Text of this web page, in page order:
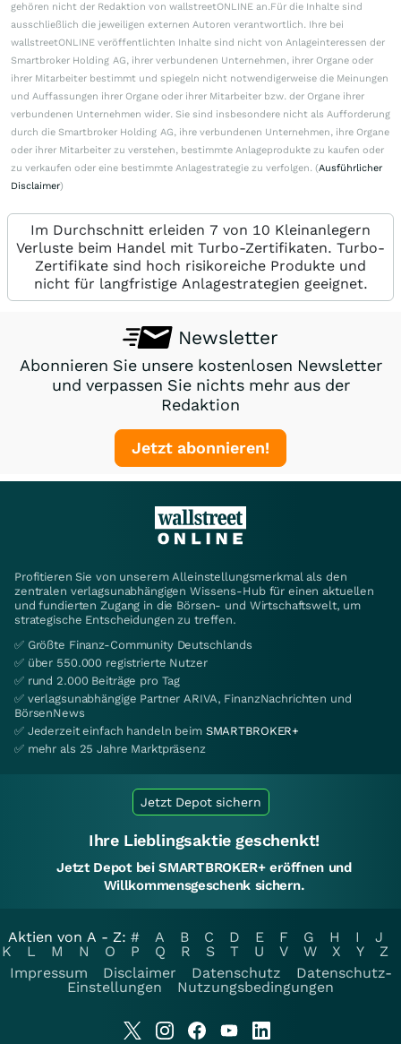
gehören nicht der Redaktion von wallstreetONLINE an.Für die Inhalte sind
ausschließlich die jeweiligen externen Autoren verantwortlich. Ihre bei
wallstreetONLINE veröffentlichten Inhalte sind nicht von Anlageinteressen der
Smartbroker Holding AG, ihrer verbundenen Unternehmen, ihrer Organe oder
ihrer Mitarbeiter bestimmt und spiegeln nicht notwendigerweise die Meinungen
und Auffassungen ihrer Organe oder ihrer Mitarbeiter bzw. der Organe ihrer
verbundenen Unternehmen wider. Sie sind insbesondere nicht als Aufforderung
durch die Smartbroker Holding AG, ihre verbundenen Unternehmen, ihre Organe
oder ihrer Mitarbeiter zu verstehen, bestimmte Anlageprodukte zu kaufen oder
zu verkaufen oder eine bestimmte Anlagestrategie zu verfolgen. (Ausführlicher
Disclaimer)
Im Durchschnitt erleiden 7 von 10 Kleinanlegern
Verluste beim Handel mit Turbo-Zertifikaten. Turbo-
Zertifikate sind hoch risikoreiche Produkte und
nicht für langfristige Anlagestrategien geeignet.
Newsletter
Abonnieren Sie unsere kostenlosen Newsletter
und verpassen Sie nichts mehr aus der
Redaktion
Jetzt abonnieren!
Profitieren Sie von unserem Alleinstellungsmerkmal als den
zentralen verlagsunabhängigen Wissens-Hub für einen aktuellen
und fundierten Zugang in die Börsen- und Wirtschaftswelt, um
strategische Entscheidungen zu treffen.
✅ Größte Finanz-Community Deutschlands
✅ über 550.000 registrierte Nutzer
✅ rund 2.000 Beiträge pro Tag
✅ verlagsunabhängige Partner ARIVA, FinanzNachrichten und
BörsenNews
✅ Jederzeit einfach handeln beim SMARTBROKER+
✅ mehr als 25 Jahre Marktpräsenz
Jetzt Depot sichern
Ihre Lieblingsaktie geschenkt!
Jetzt Depot bei SMARTBROKER+ eröffnen und
Willkommensgeschenk sichern.
Aktien von A - Z: # A B C D E F G H I
J
K
L M N O P Q R S T U V W X Y
Z
Impressum
Disclaimer Datenschutz
Datenschutz-
Einstellungen
Nutzungsbedingungen